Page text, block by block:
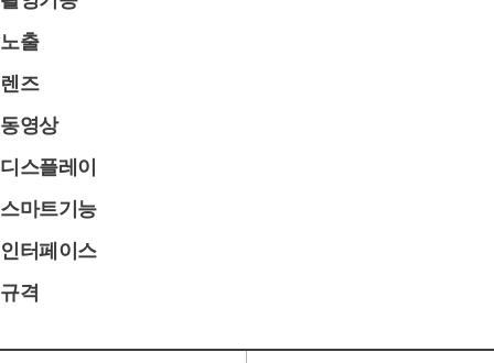
노출
렌즈
동영상
디스플레이
스마트기능
인터페이스
규격